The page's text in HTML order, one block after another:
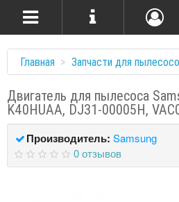
Главная Запчасти для
Двигатель для пылесоса
K40HUAA, DJ31-00005H,
Производитель: Samsung
0 отзывов